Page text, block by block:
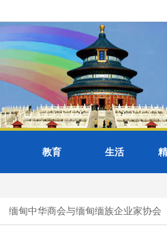
教育 生活
缅甸中华商会与缅甸缅族企业家协会